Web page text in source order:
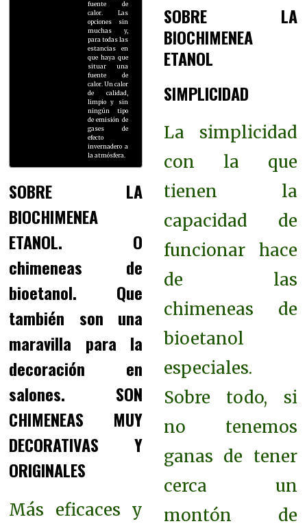
fuente de
calor. Las
opciones sin
muchas y,
para todas las
estancias en
que haya que
situar una
fuente de
calor. Un calor
de calidad,
limpio y sin
ningún tipo
de emisión de
gases de
efecto
invernadero a
la atmósfera.
SOBRE LA
BIOCHIMENEA
ETANOL. O
chimeneas de
bioetanol. Que
también son una
maravilla para la
decoración en
salones. SON
CHIMENEAS MUY
DECORATIVAS Y
ORIGINALES
Más eficaces y
SOBRE LA
BIOCHIMENEA
ETANOL
SIMPLICIDAD
La simplicidad
con la que
tienen la
capacidad de
funcionar hace
de las
chimeneas de
bioetanol
especiales.
Sobre todo, si
no tenemos
ganas de tener
cerca un
montón de